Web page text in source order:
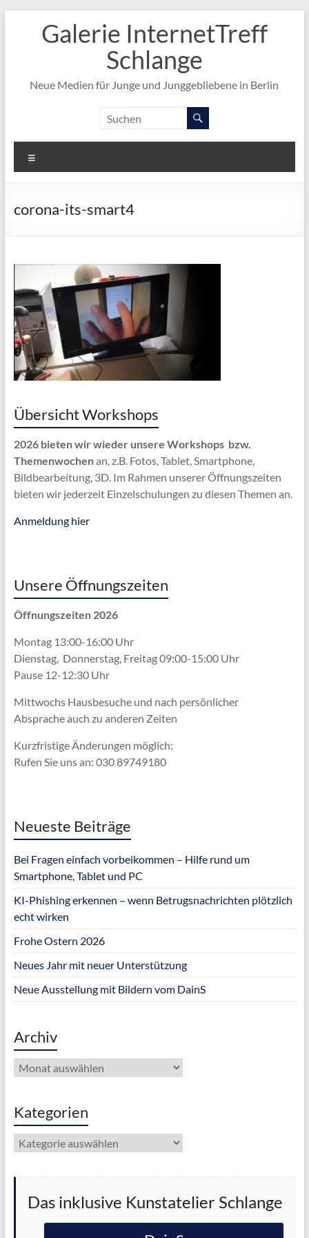
springenGalerie InternetTreff
Schlange
Neue Medien für Junge und Junggebliebene in Berlin
corona-its-smart4
Übersicht Workshops
2026 bieten wir wieder unsere Workshops bzw.
Themenwochenan, z.B. Fotos, Tablet, Smartphone,
Bildbearbeitung, 3D. Im Rahmen unserer Öffnungszeiten
bieten wir jederzeit Einzelschulungen zu diesen Themen an.
Anmeldung hier
Unsere Öffnungszeiten
Öffnungszeiten 2026
Montag 13:00-16:00 Uhr
Dienstag, Donnerstag, Freitag 09:00-15:00 Uhr
Pause 12-12:30 Uhr
Mittwochs Hausbesuche und nach persönlicher
Abspracheauch zu anderen Zeiten
Kurzfristige Änderungen möglich:
Rufen Sie uns an: 030 89749180
Neueste Beiträge
Bei Fragen einfach vorbeikommen – Hilfe rund um
Smartphone, Tablet und PC
KI-Phishing erkennen – wenn Betrugsnachrichten plötzlich
echt wirken
Frohe Ostern 2026
Neues Jahr mit neuer Unterstützung
Neue Ausstellung mit Bildern vom DainS
Archiv
Archiv
Kategorien
Kategorien
Das inklusive Kunstatelier Schlange